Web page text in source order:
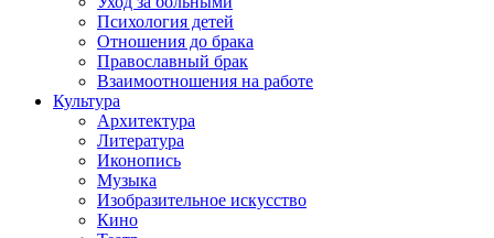
Психология детей
Отношения до брака
Православный брак
Взаимоотношения на работе
Культура
Архитектура
Литература
Иконопись
Музыка
Изобразительное искусство
Кино